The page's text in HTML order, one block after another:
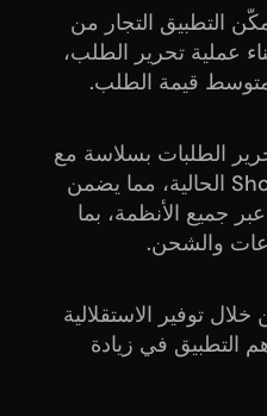
التطبيق التجار من
عملية تحرير الطلب،
متوسط قيمة الطلب.
الطلبات بسلاسة مع
عمليات سير عمل Shopify الحالية، مما يضمن
جميع الأنظمة، بما
والشحن.
خلال توفير الاستقلالية
التطبيق في زيادة